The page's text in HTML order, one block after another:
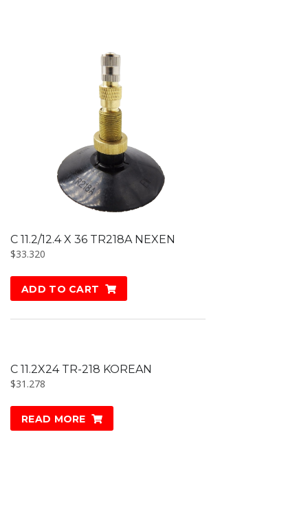
C 11.2/12.4 X 36 TR218A NEXEN
$33.320
ADD TO CART
C 11.2X24 TR-218 KOREAN
$31.278
READ MORE